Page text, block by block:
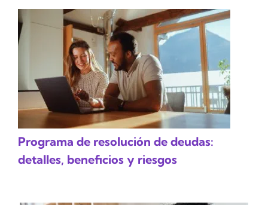
Programa de resolución de deudas:
detalles, beneficios y riesgos